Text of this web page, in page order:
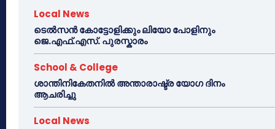
Local News
ടെൽസൻ കോട്ടോളിക്കും ലിയോ പോളിനും
ജെ.എഫ്.എസ്. പുരസ്കാരം
School & College
ശാന്തിനികേതനിൽ അന്താരാഷ്ട്ര യോഗ ദിനം
ആചരിച്ചു
Local News